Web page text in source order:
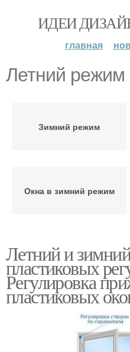
ИДЕИ
главная
Летний режим
Зимний режим
Окна в зимний режим
Окна в режиме
Зимние режимы
Летний и
пластиковых
Регулировка
пластиковых